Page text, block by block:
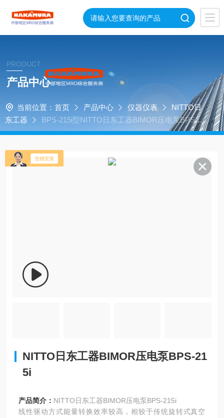
PRODUCT
产品中心
当前位置： 首页 产品中心 仪器仪表
NITTO日
东工器
BPS-215i型NITTO日东工器BIMOR压电泵BPS-2
15i
NITTO日东工器BIMOR压电泵BPS-21
5i
产品简介： NITTO日东工器BIMOR压电泵BPS-215i
线性驱动方式能量转换效率较高，相较于传统旋转式真空